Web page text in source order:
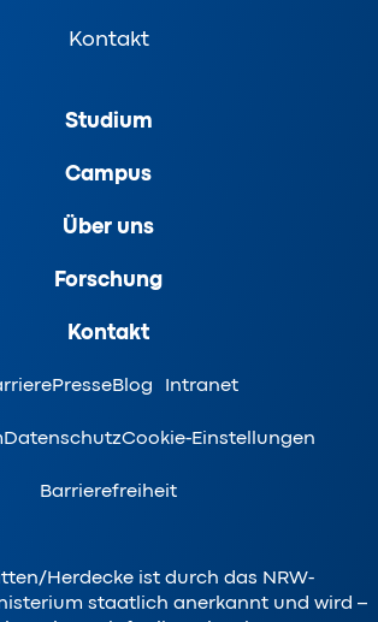
Kontakt
Studium
Campus
Über uns
Forschung
Kontakt
PresseBlog Intranet
DatenschutzCookie-Einstellungen
Barrierefreiheit
Herdecke ist durch das NRW-
staatlich anerkannt und wird –